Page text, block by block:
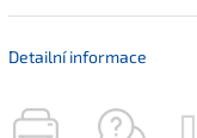
Detailní informace